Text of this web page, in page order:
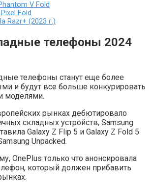
V Fold
Fold
Razr+ (2023 г.)
телефоны 2024
телефоны станут еще более
и будут все больше конкурировать
моделями.
рынках дебютировало
складных устройств, Samsung
Galaxy Z Flip 5 и Galaxy Z Fold 5
Unpacked.
OnePlus только что анонсировала
который должен прибавить